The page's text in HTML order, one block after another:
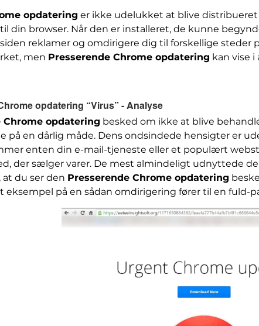
opdatering er ikke udelukket at blive
din browser. Når den er installeret, de kunne
reklamer og omdirigere dig til forskellige steder
men Presserende Chrome opdatering kan vise i
opdatering “Virus” - Analyse
Chrome opdatering besked om ikke at blive
på en dårlig måde. Dens ondsindede hensigter er
enten din e-mail-tjeneste eller et populært
der sælger varer. De mest almindeligt udnyttede
du ser den Presserende Chrome opdatering
eksempel på en sådan omdirigering fører til en fuld-